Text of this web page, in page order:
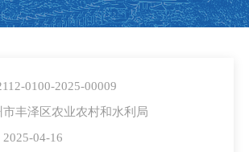
0100-2025-00009
丰泽区农业农村和水利局
04-16